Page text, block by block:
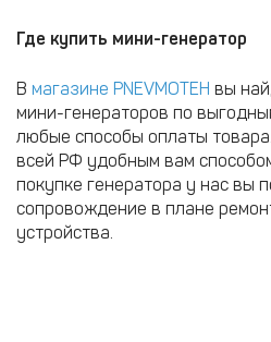
Где купить мини-генератор
В магазине PNEVMOTEH вы
мини-генераторов по
любые способы оплаты
всей РФ удобным вам
покупке генератора у нас вы
сопровождение в плане
устройства.